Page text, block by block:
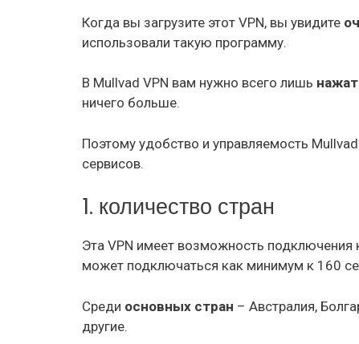
Когда вы загрузите этот VPN, вы увидите
использовали такую программу.
В Mullvad VPN вам нужно всего лишь
ничего больше.
Поэтому удобство и управляемость
сервисов.
1. количество стран
Эта VPN имеет возможность подключения
может подключаться как минимум к 160
Среди основных стран – Австралия,
другие.